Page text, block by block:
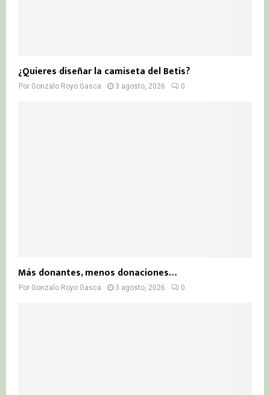
¿Quieres diseñar la camiseta del Betis?
Por Gonzalo Royo Gasca 3 agosto, 2026 0
Más donantes, menos donaciones…
Por Gonzalo Royo Gasca 3 agosto, 2026 0